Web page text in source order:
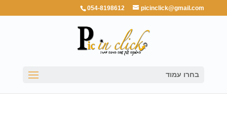
054-8198612 picinclick@gmail.com
בחרו עמוד